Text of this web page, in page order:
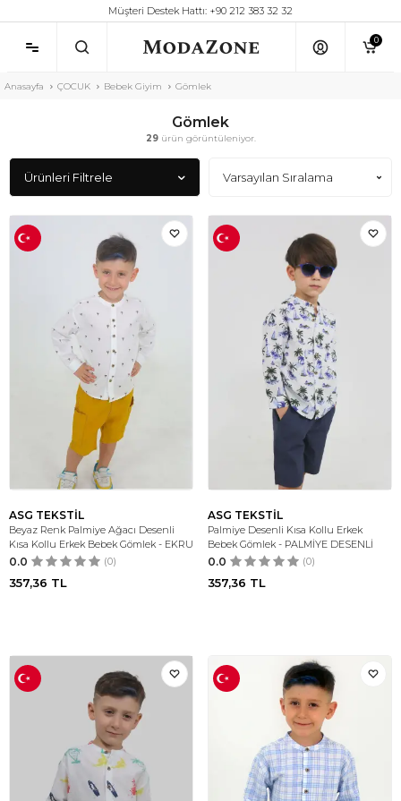
Müşteri Destek Hattı: +90 212 383 32 32
0
Anasayfa ÇOCUK Bebek Giyim Gömlek
Gömlek
29ürün görüntüleniyor.
Ürünleri Filtrele
ASG TEKSTİL
Beyaz Renk Palmiye Ağacı Desenli
Kısa Kollu Erkek Bebek Gömlek - EKRU
0.0 (0)
357,36 TL
ASG TEKSTİL
Palmiye Desenli Kısa Kollu Erkek
Bebek Gömlek - PALMİYE DESENLİ
0.0 (0)
357,36 TL